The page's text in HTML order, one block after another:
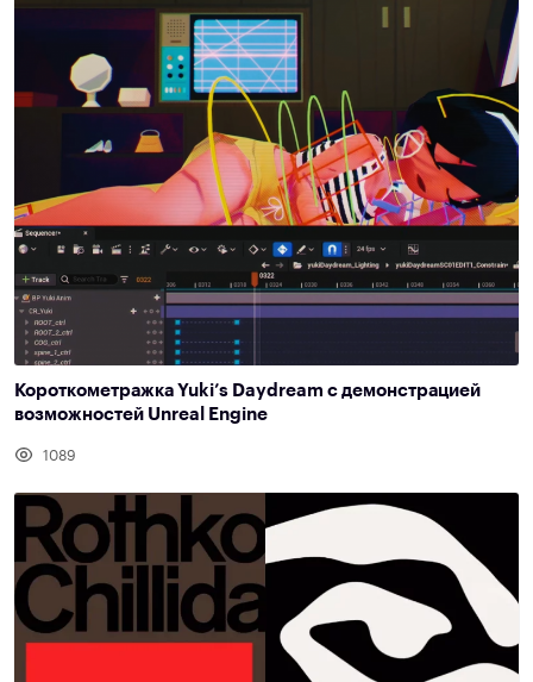
Короткометражка Yuki’s Daydream с демонстрацией
возможностей Unreal Engine
1089